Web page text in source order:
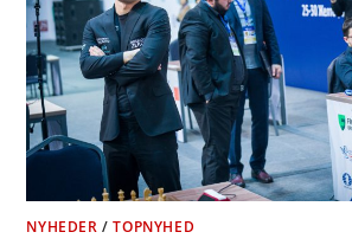
NYHEDER /TOPNYHED